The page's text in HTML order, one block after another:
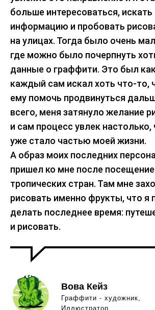
больше интересоваться, искать
информацию и пробовать
на улицах. Тогда было очень
где можно было почерпнуть
данные о граффити. Это был
каждый сам искал хоть что-то,
ему помочь продвинуться
всего, меня затянуло желание
и сам процесс увлек настолько,
уже стало частью моей жизни.
А образ моих последних
пришел ко мне после посещение
тропических стран. Там мне
рисовать именно фрукты, что я
делать последнее время:
и рисовать.
Вова Кейз
Граффити - художник,
Иллюстратор